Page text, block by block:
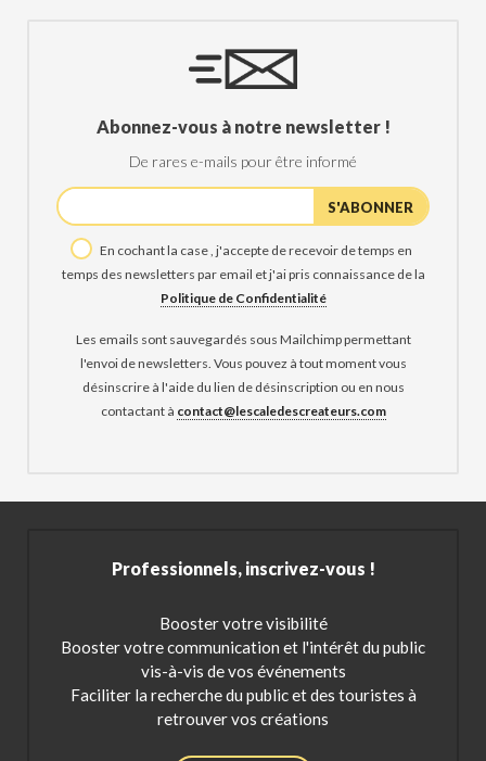
Abonnez-vous à notre newsletter !
De rares e-mails pour être informé
En cochant la case , j'accepte de recevoir de temps en
temps des newsletters par email et j'ai pris connaissance de la
Politique de Confidentialité
Les emails sont sauvegardés sous Mailchimp permettant
l'envoi de newsletters. Vous pouvez à tout moment vous
désinscrire à l'aide du lien de désinscription ou en nous
contactant à contact@lescaledescreateurs.com
Professionnels, inscrivez-vous !
Booster votre visibilité
Booster votre communication et l'intérêt du public
vis-à-vis de vos événements
Faciliter la recherche du public et des touristes à
retrouver vos créations